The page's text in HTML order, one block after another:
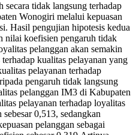
secara tidak langsung terhadap
Wonogiri melalui kepuasan
Hasil pengujian hipotesis kedua
nilai koefisien pengaruh tidak
pelanggan akan semakin
kualitas pelayanan yang
pelayanan terhadap
pengaruh tidak langsung
pelanggan IM3 di Kabupaten
pelayanan terhadap loyalitas
0,513, sedangkan
pelanggan sebagai